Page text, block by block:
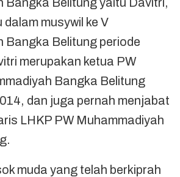
musywil ke V
Bangka Belitung periode
merupakan ketua PW
Bangka Belitung
dan juga pernah menjabat
LHKP PW Muhammadiyah
muda yang telah berkiprah